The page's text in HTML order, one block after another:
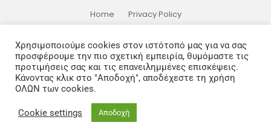
Home
Privacy Policy
Χρησιμοποιούμε cookies στον ιστότοπό μας για να σας
προσφέρουμε την πιο σχετική εμπειρία, θυμόμαστε τις
προτιμήσεις σας και τις επανειλημμένες επισκέψεις.
Κάνοντας κλικ στο "Αποδοχή", αποδέχεστε τη χρήση
ΟΛΩΝ των cookies.
Cookie settings Αποδοχή